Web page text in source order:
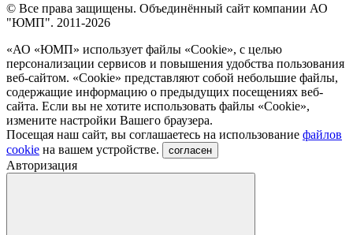
© Все права защищены. Объединённый сайт компании АО
"ЮМП". 2011-2026
«АО «ЮМП» использует файлы «Сookie», с целью
персонализации сервисов и повышения удобства пользования
веб-сайтом. «Cookie» представляют собой небольшие файлы,
содержащие информацию о предыдущих посещениях веб-
сайта. Если вы не хотите использовать файлы «Сookie»,
измените настройки Вашего браузера.
Посещая наш сайт, вы соглашаетесь на использование файлов
cookie на вашем устройстве. согласен
Авторизация